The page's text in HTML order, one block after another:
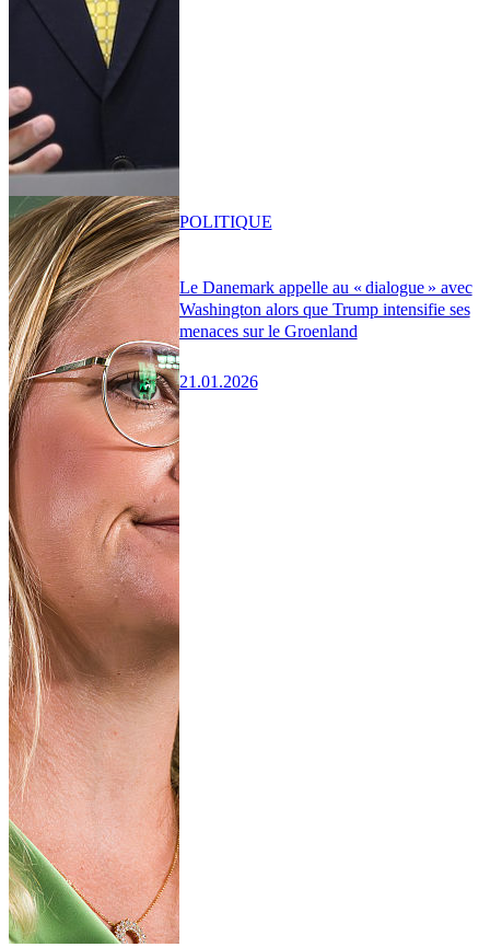
Le Danemark appelle au « dialogue » avec
Washington alors que Trump intensifie ses
menaces sur le Groenland
21.01.2026
POLITIQUE